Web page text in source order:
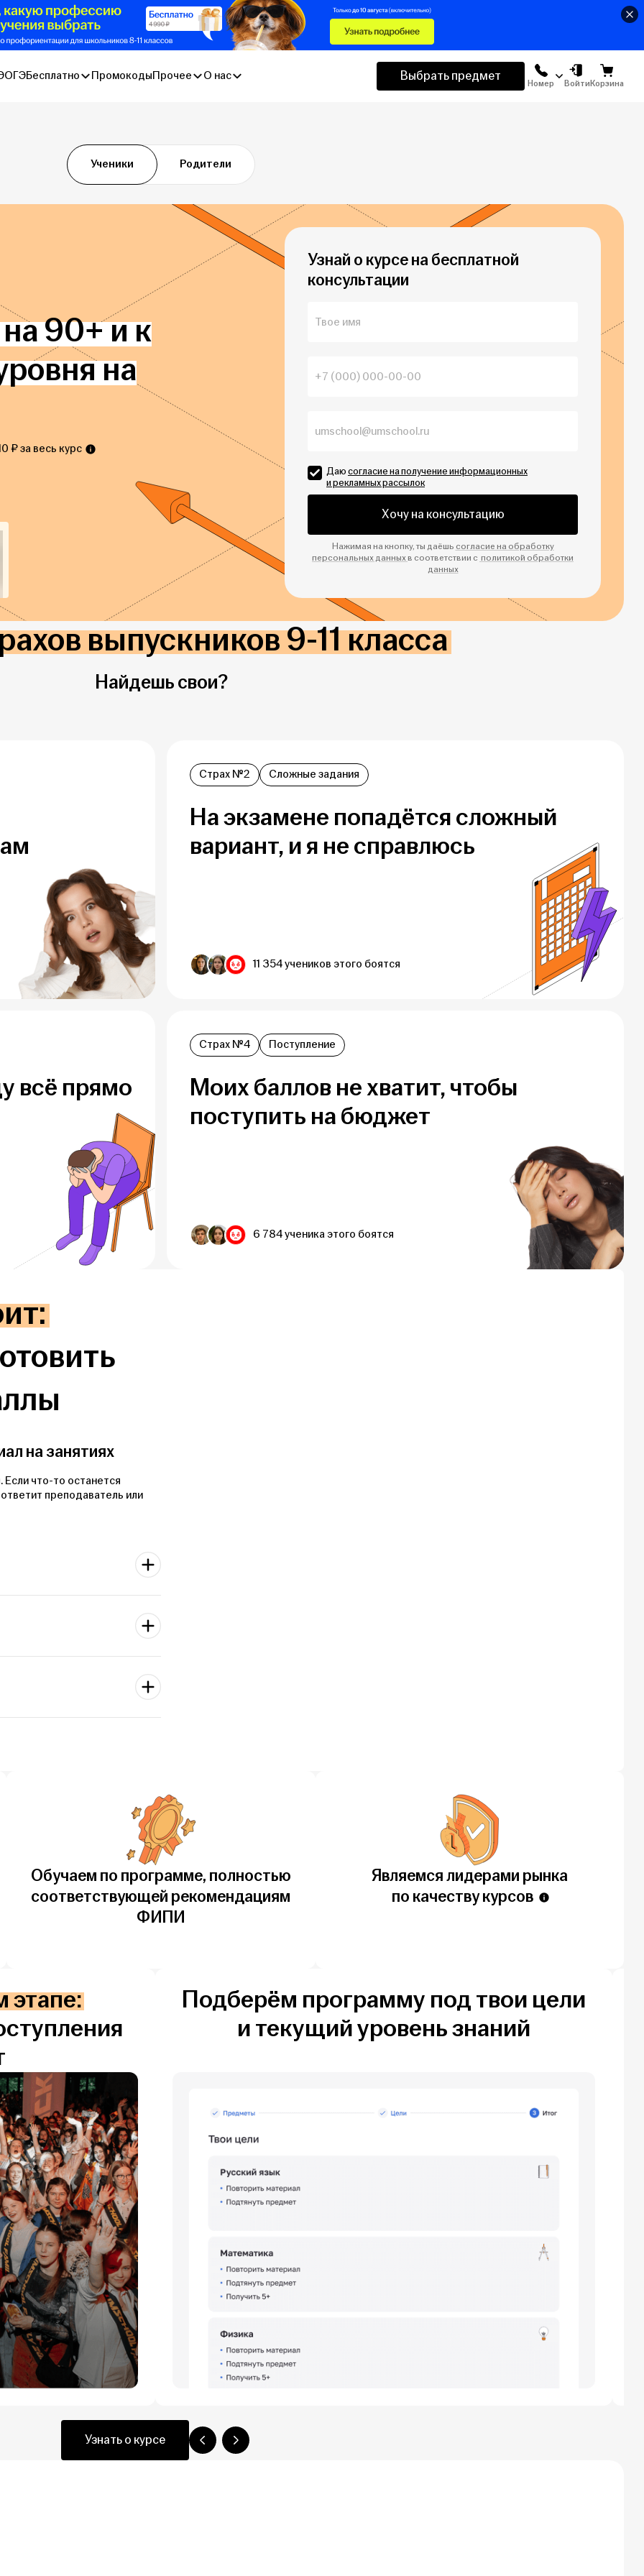
ОГЭБесплатно ПромокодыПрочее О нас Выбрать предмет
Номер ВойтиКорзина
Ученики Родители
90+ и к
на
₽ за весь курс
Узнай о курсе на бесплатной
консультации
Даюсогласие на получение информационных
и рекламных рассылок
Хочу на консультацию
Нажимая на кнопку, ты даёшь согласие на обработку
персональных данныхв соответствии с политикой обработки
данных
выпускников 9-11 класса
Найдешь свои?
Страх №2 Сложные задания
На экзамене попадётся сложный
вариант, и я не справлюсь
11 354 учеников этого боятся
всё прямо
Страх №4 Поступление
Моих баллов не хватит, чтобы
поступить на бюджет
6 784 ученика этого боятся
на занятиях
что-то останется
преподаватель или
покажет твои слабые
подсказки и подробные
свяжемся с тобой и всё
видеть, какие темы
твои результаты.
Обучаем по программе, полностью
соответствующей рекомендациям
ФИПИ
Являемся лидерами рынка
по качеству курсов
этапе:
Подберём программу под твои цели
и текущий уровень знаний
Узнать о курсе